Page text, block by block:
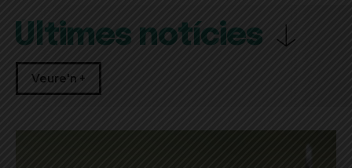
Últimes notícies
Veure'n +